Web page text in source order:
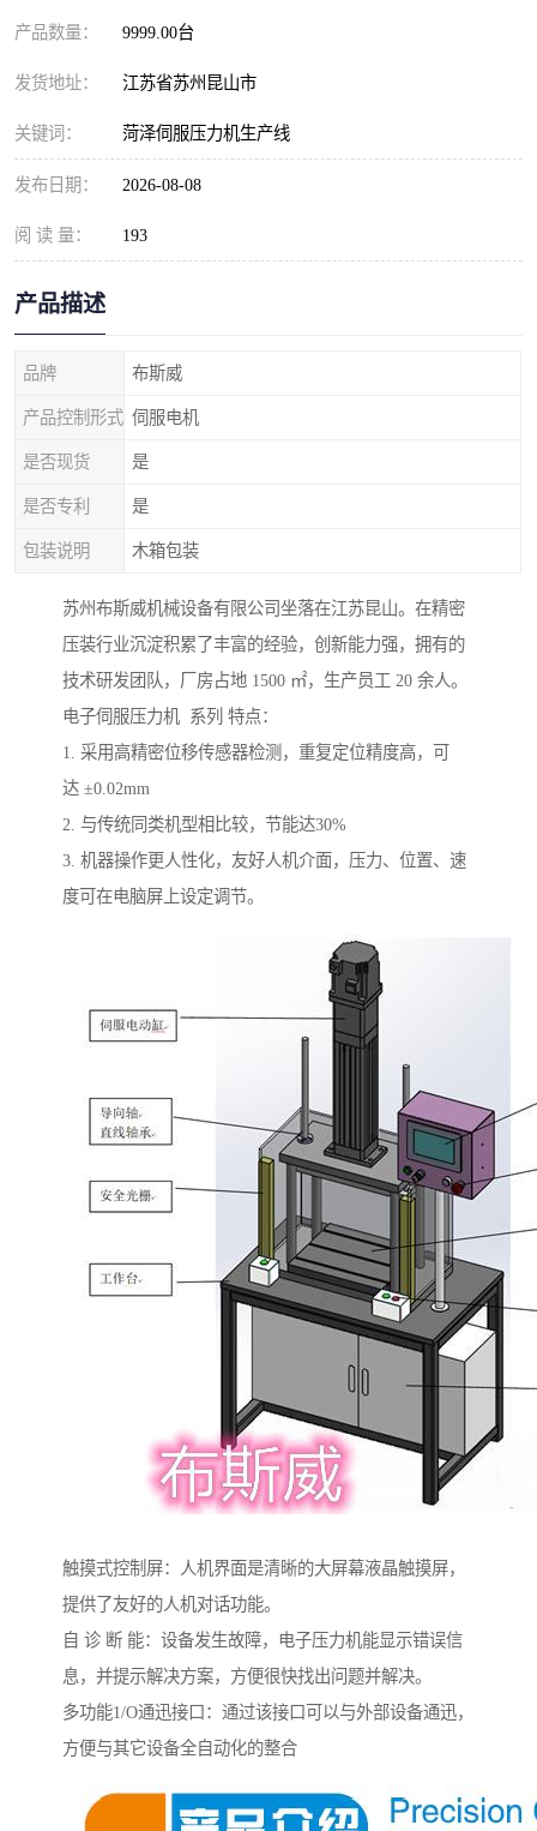
产品数量： 9999.00台
发货地址： 江苏省苏州昆山市
关键词： 菏泽伺服压力机生产线
发布日期： 2026-08-08
阅 读 量： 193
产品描述
品牌 布斯威
产品控制形式 伺服电机
是否现货 是
是否专利 是
包装说明 木箱包装
苏州布斯威机械设备有限公司坐落在江苏昆山。在精密
压装行业沉淀积累了丰富的经验，创新能力强，拥有的
技术研发团队，厂房占地 1500 ㎡，生产员工 20 余人。
电子伺服压力机 系列 特点：
1. 采用高精密位移传感器检测，重复定位精度高，可
达 ±0.02mm
2. 与传统同类机型相比较，节能达30%
3. 机器操作更人性化，友好人机介面，压力、位置、速
度可在电脑屏上设定调节。
触摸式控制屏：人机界面是清晰的大屏幕液晶触摸屏，
提供了友好的人机对话功能。
自 诊 断 能：设备发生故障，电子压力机能显示错误信
息，并提示解决方案，方便很快找出问题并解决。
多功能1/O通迅接口：通过该接口可以与外部设备通迅，
方便与其它设备全自动化的整合